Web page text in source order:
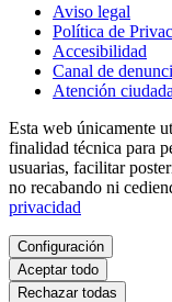
Aviso legal
Política de
Accesibilidad
Canal de
Atención
Esta web únicamente
finalidad técnica para
usuarias, facilitar
no recabando ni
privacidad
Configuración
Aceptar todo
Rechazar todas